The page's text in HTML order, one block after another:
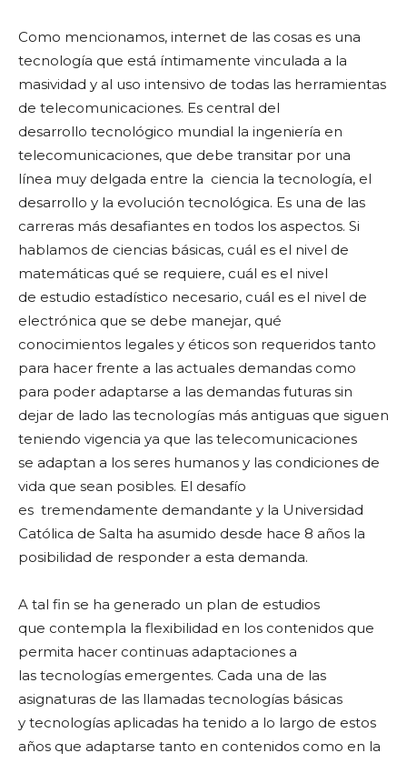
Como mencionamos, internet de las cosas es una
tecnología que está íntimamente vinculada a la
masividad y al uso intensivo de todas las herramientas
de telecomunicaciones. Es central del
desarrollo tecnológico mundial la ingeniería en
telecomunicaciones, que debe transitar por una
línea muy delgada entre la ciencia la tecnología, el
desarrollo y la evolución tecnológica. Es una de las
carreras más desafiantes en todos los aspectos. Si
hablamos de ciencias básicas, cuál es el nivel de
matemáticas qué se requiere, cuál es el nivel
de estudio estadístico necesario, cuál es el nivel de
electrónica que se debe manejar, qué
conocimientos legales y éticos son requeridos tanto
para hacer frente a las actuales demandas como
para poder adaptarse a las demandas futuras sin
dejar de lado las tecnologías más antiguas que siguen
teniendo vigencia ya que las telecomunicaciones
se adaptan a los seres humanos y las condiciones de
vida que sean posibles. El desafío
es tremendamente demandante y la Universidad
Católica de Salta ha asumido desde hace 8 años la
posibilidad de responder a esta demanda.
A tal fin se ha generado un plan de estudios
que contempla la flexibilidad en los contenidos que
permita hacer continuas adaptaciones a
las tecnologías emergentes. Cada una de las
asignaturas de las llamadas tecnologías básicas
y tecnologías aplicadas ha tenido a lo largo de estos
años que adaptarse tanto en contenidos como en la